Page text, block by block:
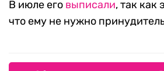
В июле его выписали, так как
что ему не нужно